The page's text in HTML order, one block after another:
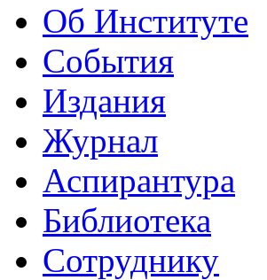
Об Институте
События
Издания
Журнал
Аспирантура
Библиотека
Сотруднику